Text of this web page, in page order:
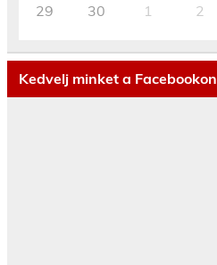
29 30 1 2
Kedvelj minket a Facebookon